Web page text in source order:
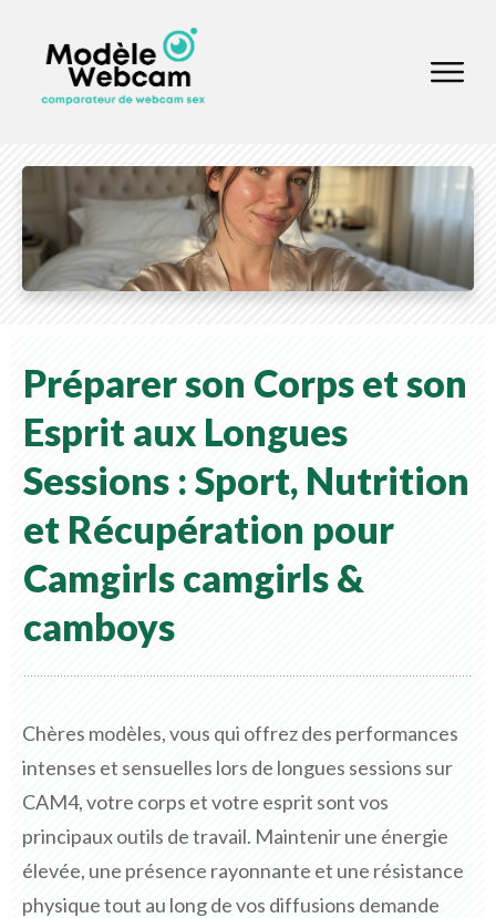
Préparer son Corps et son
Esprit aux Longues
Sessions : Sport, Nutrition
et Récupération pour
Camgirlscamgirls &
camboys
Chères modèles, vous qui offrez des performances
intenses et sensuelles lors de longues sessions sur
CAM4, votre corps et votre esprit sont vos
principaux outils de travail. Maintenir une énergie
élevée, une présence rayonnante et une résistance
physique tout au long de vos diffusions demande